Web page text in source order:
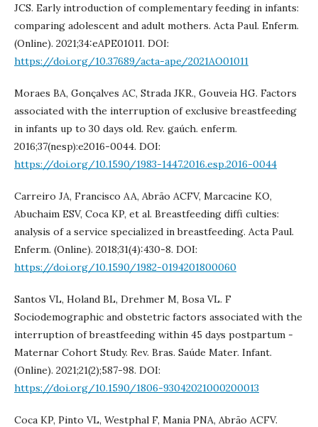
JCS. Early introduction of complementary feeding in infants:
comparing adolescent and adult mothers. Acta Paul. Enferm.
(Online). 2021;34:eAPE01011. DOI:
https://doi.org/10.37689/acta-ape/2021AO01011
Moraes BA, Gonçalves AC, Strada JKR., Gouveia HG. Factors
associated with the interruption of exclusive breastfeeding
in infants up to 30 days old. Rev. gaúch. enferm.
2016;37(nesp):e2016-0044. DOI:
https://doi.org/10.1590/1983-1447.2016.esp.2016-0044
Carreiro JA, Francisco AA, Abrão ACFV, Marcacine KO,
Abuchaim ESV, Coca KP, et al. Breastfeeding diffi culties:
analysis of a service specialized in breastfeeding. Acta Paul.
Enferm. (Online). 2018;31(4):430-8. DOI:
https://doi.org/10.1590/1982-0194201800060
Santos VL, Holand BL, Drehmer M, Bosa VL. F
Sociodemographic and obstetric factors associated with the
interruption of breastfeeding within 45 days postpartum -
Maternar Cohort Study. Rev. Bras. Saúde Mater. Infant.
(Online). 2021;21(2);587-98. DOI:
https://doi.org/10.1590/1806-93042021000200013
Coca KP, Pinto VL, Westphal F, Mania PNA, Abrão ACFV.